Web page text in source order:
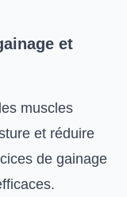
et
muscles
et réduire
de gainage